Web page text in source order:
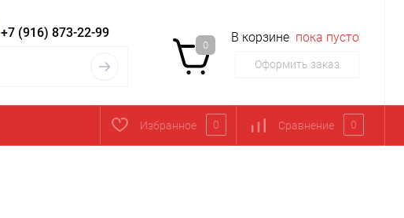
+7 (916) 873-22-99
0
В корзине пока пусто
Оформить заказ
Избранное 0 Сравнение 0